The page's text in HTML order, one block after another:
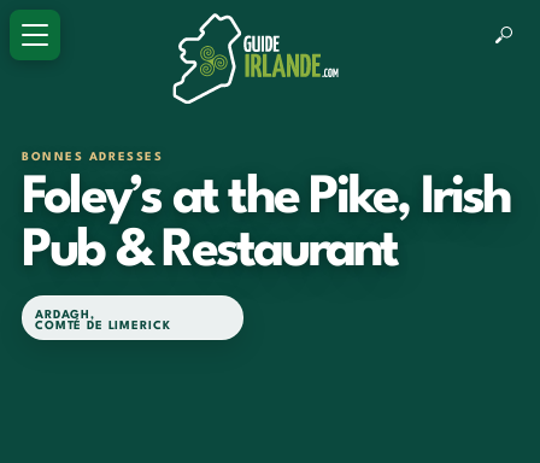
BONNES ADRESSES
Foley’s at the Pike, Irish
Pub & Restaurant
ARDAGH,
COMTÉ DE LIMERICK